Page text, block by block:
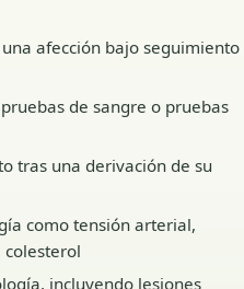
afección bajo seguimiento
de sangre o pruebas
tras una derivación de su
como tensión arterial,
colesterol
incluyendo lesiones